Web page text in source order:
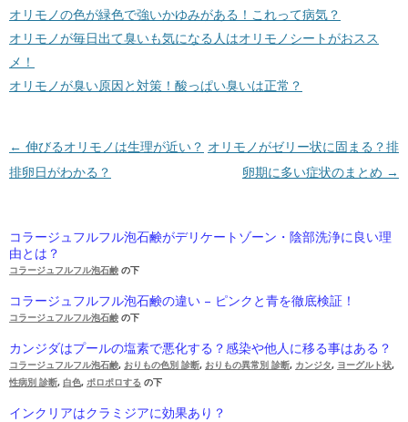
オリモノの色が緑色で強いかゆみがある！これって病気？
オリモノが毎日出て臭いも気になる人はオリモノシートがおスス
メ！
オリモノが臭い原因と対策！酸っぱい臭いは正常？
投稿ナビゲーション
← 伸びるオリモノは生理が近い？
排卵日がわかる？
オリモノがゼリー状に固まる？排
卵期に多い症状のまとめ →
コラージュフルフル泡石鹸がデリケートゾーン・陰部洗浄に良い理
由とは？
コラージュフルフル泡石鹸 の下
コラージュフルフル泡石鹸の違い – ピンクと青を徹底検証！
コラージュフルフル泡石鹸 の下
カンジダはプールの塩素で悪化する？感染や他人に移る事はある？
コラージュフルフル泡石鹸, おりもの色別 診断, おりもの異常別 診断, カンジタ, ヨーグルト状,
性病別 診断, 白色, ポロポロする の下
インクリアはクラミジアに効果あり？